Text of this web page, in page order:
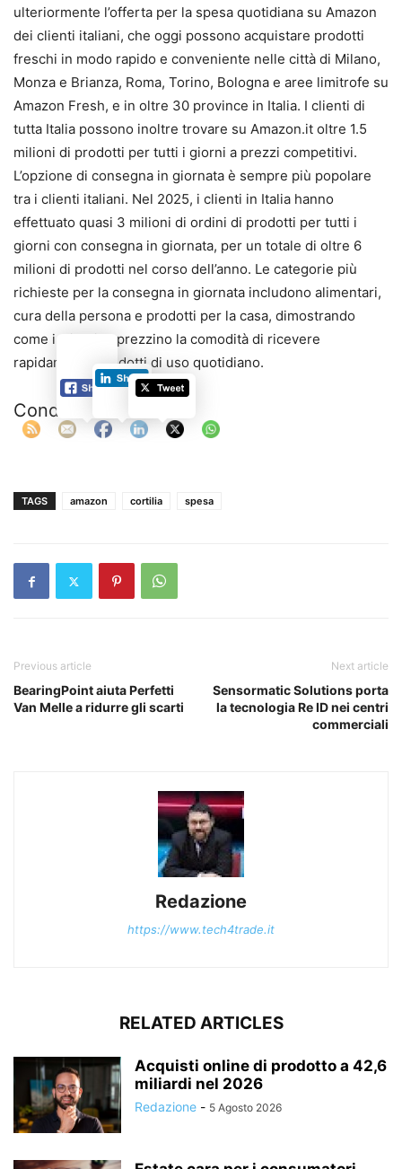
ulteriormente l’offerta per la spesa quotidiana su Amazon
dei clienti italiani, che oggi possono acquistare prodotti
freschi in modo rapido e conveniente nelle città di Milano,
Monza e Brianza, Roma, Torino, Bologna e aree limitrofe su
Amazon Fresh, e in oltre 30 province in Italia. I clienti di
tutta Italia possono inoltre trovare su Amazon.it oltre 1.5
milioni di prodotti per tutti i giorni a prezzi competitivi.
L’opzione di consegna in giornata è sempre più popolare
tra i clienti italiani. Nel 2025, i clienti in Italia hanno
effettuato quasi 3 milioni di ordini di prodotti per tutti i
giorni con consegna in giornata, per un totale di oltre 6
milioni di prodotti nel corso dell’anno. Le categorie più
richieste per la consegna in giornata includono alimentari,
cura della persona e prodotti per la casa, dimostrando
come i clienti apprezzino la comodità di ricevere
rapidamente prodotti di uso quotidiano.
Condividi:
TAGS amazon cortilia spesa
Previous article
BearingPoint aiuta Perfetti
Van Melle a ridurre gli scarti
Next article
Sensormatic Solutions porta
la tecnologia Re ID nei centri
commerciali
Redazione
https://www.tech4trade.it
RELATED ARTICLES
Acquisti online di prodotto a 42,6
miliardi nel 2026
Redazione - 5 Agosto 2026